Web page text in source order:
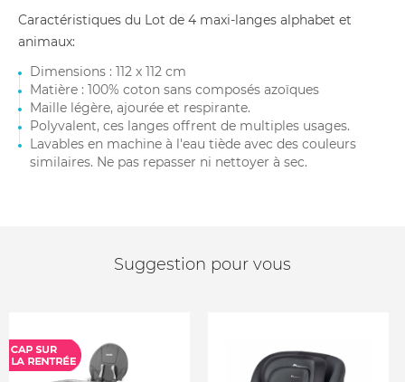
Caractéristiques du Lot de 4 maxi-langes alphabet et
animaux:
Dimensions : 112 x 112 cm
Matière : 100% coton sans composés azoïques
Maille légère, ajourée et respirante.
Polyvalent, ces langes offrent de multiples usages.
Lavables en machine à l'eau tiède avec des couleurs
similaires. Ne pas repasser ni nettoyer à sec.
Suggestion pour vous